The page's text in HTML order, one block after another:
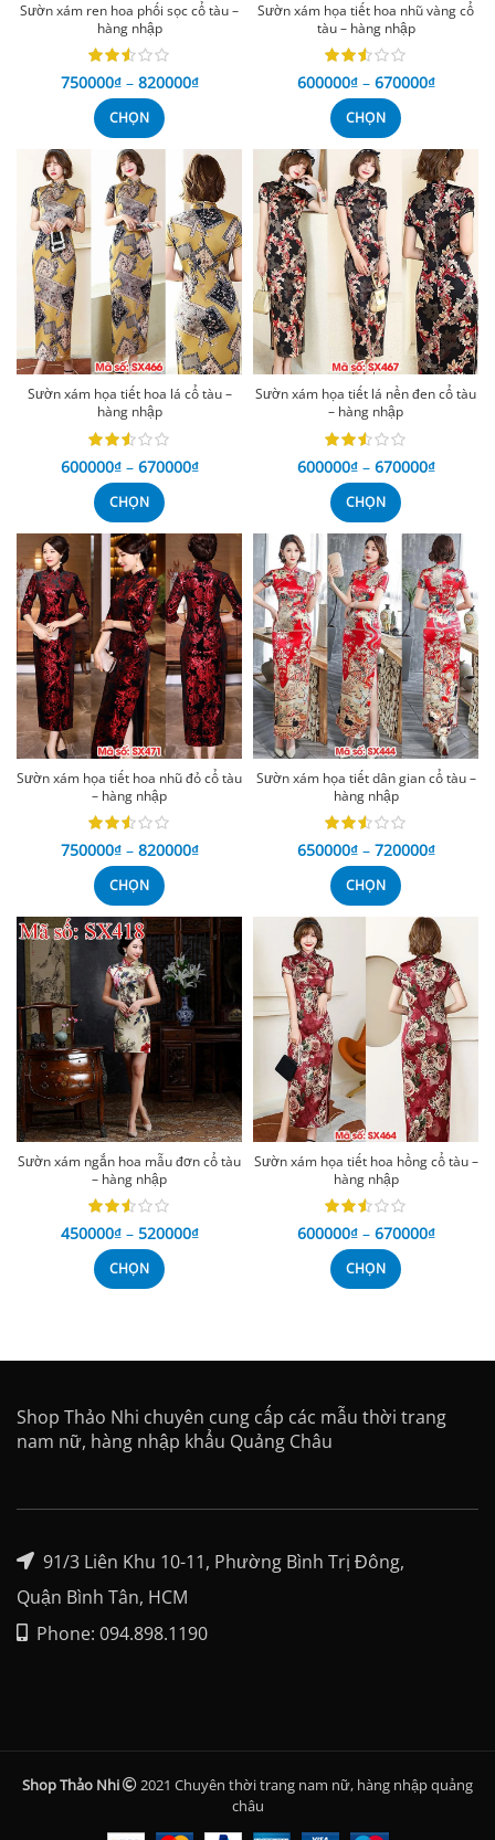
Sườn xám ren hoa phối sọc cổ tàu –
hàng nhập
750000₫ – 820000₫
CHỌN
Sườn xám họa tiết hoa nhũ vàng cổ
tàu – hàng nhập
600000₫ – 670000₫
CHỌN
Sườn xám họa tiết hoa lá cổ tàu –
hàng nhập
600000₫ – 670000₫
CHỌN
Sườn xám họa tiết lá nền đen cổ tàu
– hàng nhập
600000₫ – 670000₫
CHỌN
Sườn xám họa tiết hoa nhũ đỏ cổ tàu
– hàng nhập
750000₫ – 820000₫
CHỌN
Sườn xám họa tiết dân gian cổ tàu –
hàng nhập
650000₫ – 720000₫
CHỌN
Sườn xám ngắn hoa mẫu đơn cổ tàu
– hàng nhập
450000₫ – 520000₫
CHỌN
Sườn xám họa tiết hoa hồng cổ tàu –
hàng nhập
600000₫ – 670000₫
CHỌN
Shop Thảo Nhi chuyên cung cấp các mẫu thời trang
nam nữ, hàng nhập khẩu Quảng Châu
91/3 Liên Khu 10-11, Phường Bình Trị Đông,
Quận Bình Tân, HCM
Phone: 094.898.1190
Shop Thảo Nhi
2021 Chuyên thời trang nam nữ, hàng nhập quảng
châu